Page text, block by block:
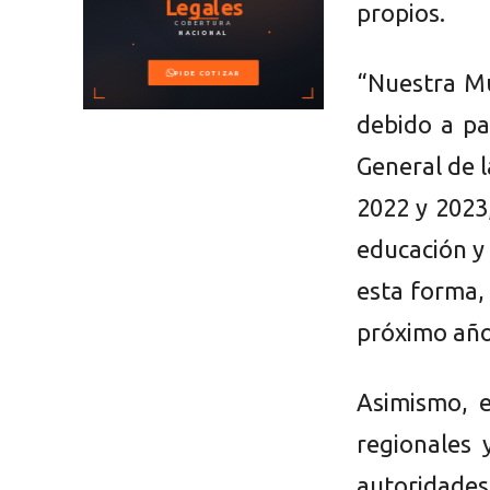
propios.
“Nuestra
debido a
General de
2022 y
educación
esta forma,
próximo
Asimismo,
regionales